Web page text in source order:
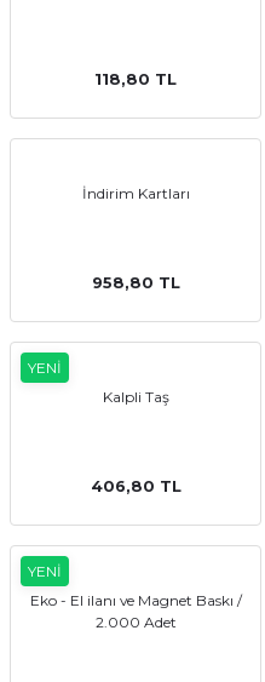
118,80 TL
İndirim Kartları
958,80 TL
YENİ
Kalpli Taş
406,80 TL
YENİ
Eko - El ilanı ve Magnet Baskı /
2.000 Adet